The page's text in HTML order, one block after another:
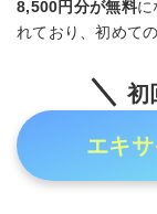
8,500円分が無料に
れており、初めて
初
エキ